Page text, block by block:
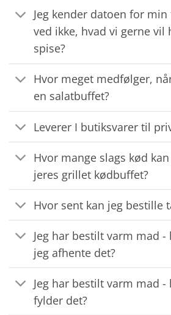
Jeg kender datoen for
ved ikke, hvad vi gerne vil
spise?
Hvor meget medfølger,
en salatbuffet?
Leverer I butiksvarer til
Hvor mange slags kød
jeres grillet kødbuffet?
Hvor sent kan jeg bestille
Jeg har bestilt varm mad -
jeg afhente det?
Jeg har bestilt varm mad -
fylder det?